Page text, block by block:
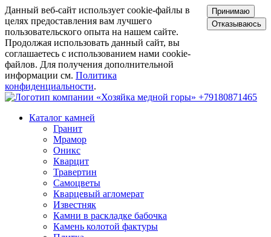
Данный веб-сайт использует cookie-файлы в
целях предоставления вам лучшего
пользовательского опыта на нашем сайте.
Продолжая использовать данный сайт, вы
соглашаетесь с использованием нами cookie-
файлов. Для получения дополнительной
информации см. Политика
конфиденциальности.
Принимаю
Отказываюсь
+79180871465
Каталог камней
Гранит
Мрамор
Оникс
Кварцит
Травертин
Самоцветы
Кварцевый агломерат
Известняк
Камни в раскладке бабочка
Камень колотой фактуры